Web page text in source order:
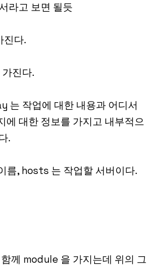
라고 보면 될듯
진다.
진다.
는 작업에 대한 내용과 어디서
에 대한 정보를 가지고 내부적으
.
름, hosts 는 작업할 서버이다.
께 module 을 가지는데 위의 그